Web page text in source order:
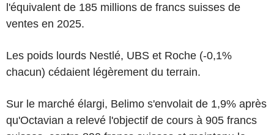
l'équivalent de 185 millions de francs suisses de
ventes en 2025.
Les poids lourds Nestlé, UBS et Roche (-0,1%
chacun) cédaient légèrement du terrain.
Sur le marché élargi, Belimo s'envolait de 1,9% après
qu'Octavian a relevé l'objectif de cours à 905 francs